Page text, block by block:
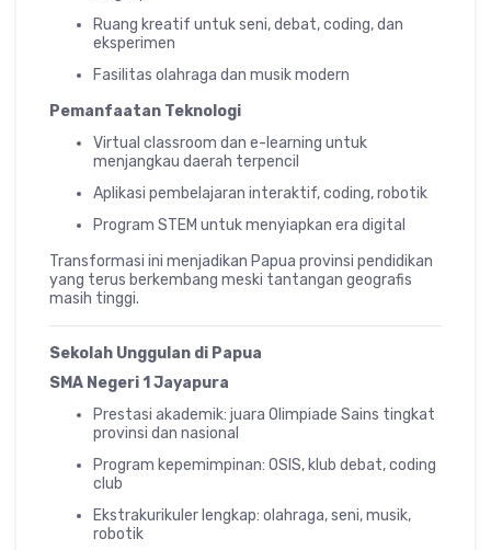
Ruang kreatif untuk seni, debat, coding, dan
eksperimen
Fasilitas olahraga dan musik modern
Pemanfaatan Teknologi
Virtual classroom dan e-learning untuk
menjangkau daerah terpencil
Aplikasi pembelajaran interaktif, coding, robotik
Program STEM untuk menyiapkan era digital
Transformasi ini menjadikan Papua provinsi pendidikan
yang terus berkembang meski tantangan geografis
masih tinggi.
Sekolah Unggulan di Papua
SMA Negeri 1 Jayapura
Prestasi akademik: juara Olimpiade Sains tingkat
provinsi dan nasional
Program kepemimpinan: OSIS, klub debat, coding
club
Ekstrakurikuler lengkap: olahraga, seni, musik,
robotik